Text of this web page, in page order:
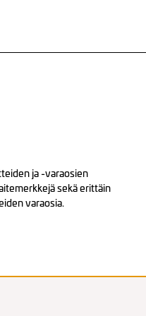
ja -varaosien
sekä erittäin
varaosia.